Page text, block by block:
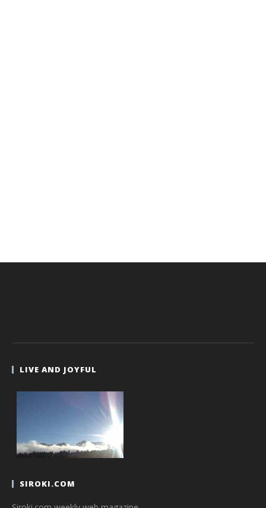
LIVE AND JOYFUL
SIROKI.COM